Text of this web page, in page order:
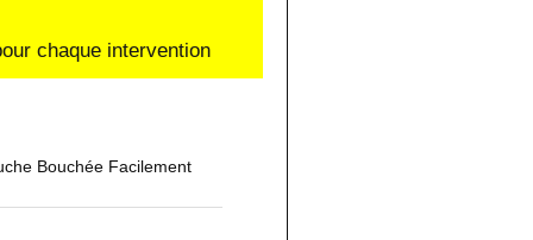
chaque intervention
Bouchée Facilement